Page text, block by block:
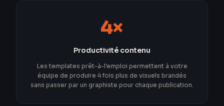
4×
Productivité contenu
Les templates prêt-à-l'emploi permettent à votre
équipe de produire 4 fois plus de visuels brandés
sans passer par un graphiste pour chaque publication.